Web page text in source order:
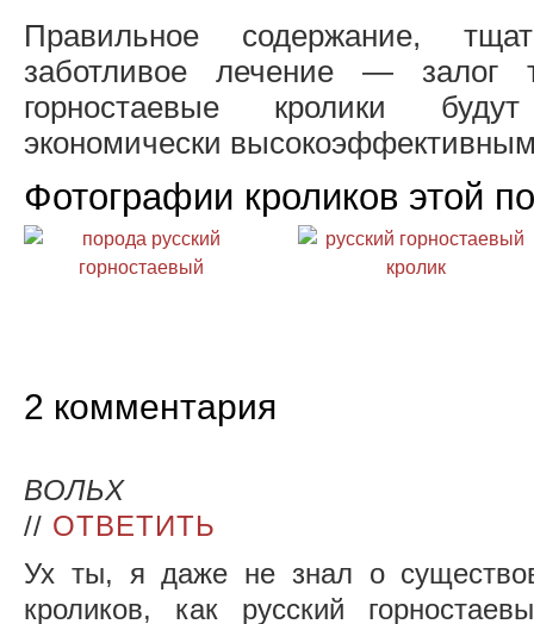
Правильное содержание,
заботливое лечение — залог
горностаевые кролики
экономически
Фотографии кроликов этой
2 комментария
ВОЛЬХ
// ОТВЕТИТЬ
Ух ты, я даже не знал о
кроликов, как русский